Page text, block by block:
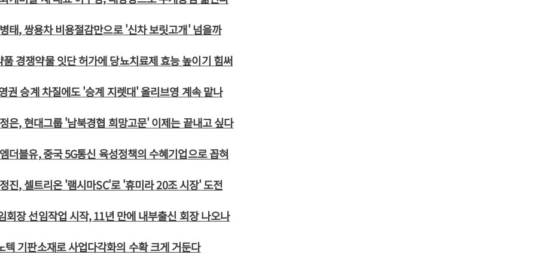
, 쌍용차 비용절감만으로 '신차 보릿고개' 넘을까
경쟁약물 잇단 허가에 당뇨치료제 효능 높이기 힘써
권 승계 차질에도 '승계 지렛대' 올리브영 계속 맡나
, 현대그룹 '남북경협 희망고문' 이제는 끝내고 싶다
더블유, 중국 5G통신 육성정책의 수혜기업으로 꼽혀
, 셀트리온 '램시마SC'로 '휴미라 20조 시장' 도전
장 선임작업 시작, 11년 만에 내부출신 회장 나오나
기판소재로 사업다각화의 수확 크게 거둔다